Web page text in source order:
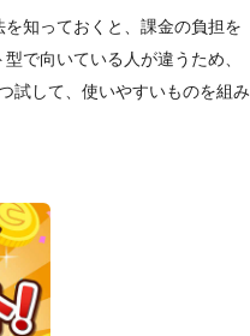
知っておくと、課金の負担を
で向いている人が違うため、
試して、使いやすいものを組み